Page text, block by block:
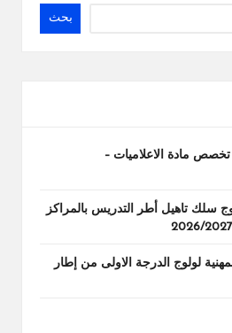
بحث
تخصص مادة الاعلاميات –
سلك تاهيل أطر التدريس بالمراكز
لولوج الدرجة الاولى من إطار